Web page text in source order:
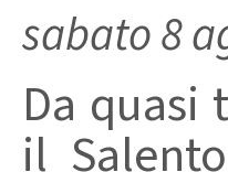
sabato 8
Da quasi
il